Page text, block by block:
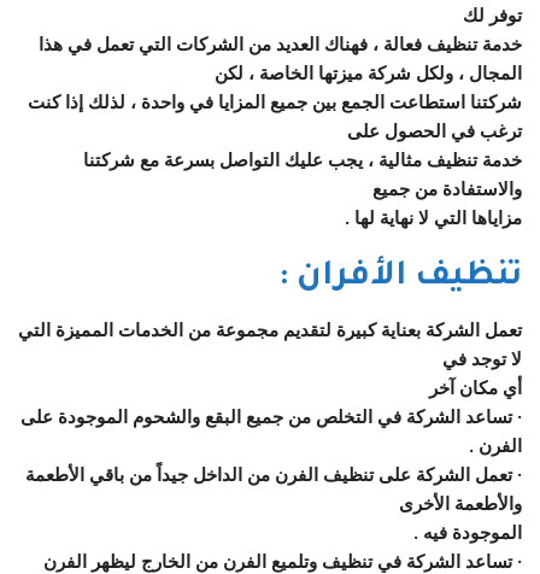
توفر لك
خدمة تنظيف فعالة ، فهناك العديد من الشركات التي تعمل في هذا
المجال ، ولكل شركة ميزتها الخاصة ، لكن
شركتنا استطاعت الجمع بين جميع المزايا في واحدة ، لذلك إذا كنت
ترغب في الحصول على
خدمة تنظيف مثالية ، يجب عليك التواصل بسرعة مع شركتنا
والاستفادة من جميع
مزاياها التي لا نهاية لها .
تنظيف الأفران :
تعمل الشركة بعناية كبيرة لتقديم مجموعة من الخدمات المميزة التي
لا توجد في
أي مكان آخر
· تساعد الشركة في التخلص من جميع البقع والشحوم الموجودة على
الفرن .
· تعمل الشركة على تنظيف الفرن من الداخل جيداً من باقي الأطعمة
والأطعمة الأخرى
الموجودة فيه .
· تساعد الشركة في تنظيف وتلميع الفرن من الخارج ليظهر الفرن